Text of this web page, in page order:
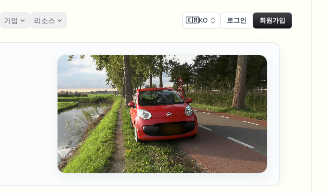
기업 리소스
Blur faces in photos
Team-grade redaction
음성 익명화 도구
AI voice masking
Face swap
얼굴 교체 - 이미지
Swap faces in images
얼굴 교체 - 동영상 NEW
Swap faces in video
AI Video Object
Remover
NEW
대량 배치, 보존 및 SLA
대량 번호판 블러
차량, 블랙박스 및 주차장 대규모 처리
대량 얼굴 블러
고처리량 파이프라인
무엇이든 블러
Free video and image editing tools
Browse by workflow or use case
Explore our full product lineup
개인정보 및 규정 준수
화면 녹화 블러
Tutorials & demo redaction
GDPR 준수 블러 NEW
Privacy-compliant redaction
거리 인터뷰 블러
Bystander & face privacy
🇰🇷KO 로그인 회원가입